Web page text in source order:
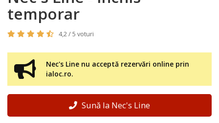
temporar
4,2 / 5 voturi
Nec's Line nu acceptă rezervări online prin
ialoc.ro.
Sună la Nec's Line